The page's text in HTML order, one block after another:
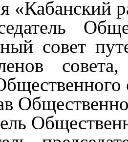
«Кабанский
совет